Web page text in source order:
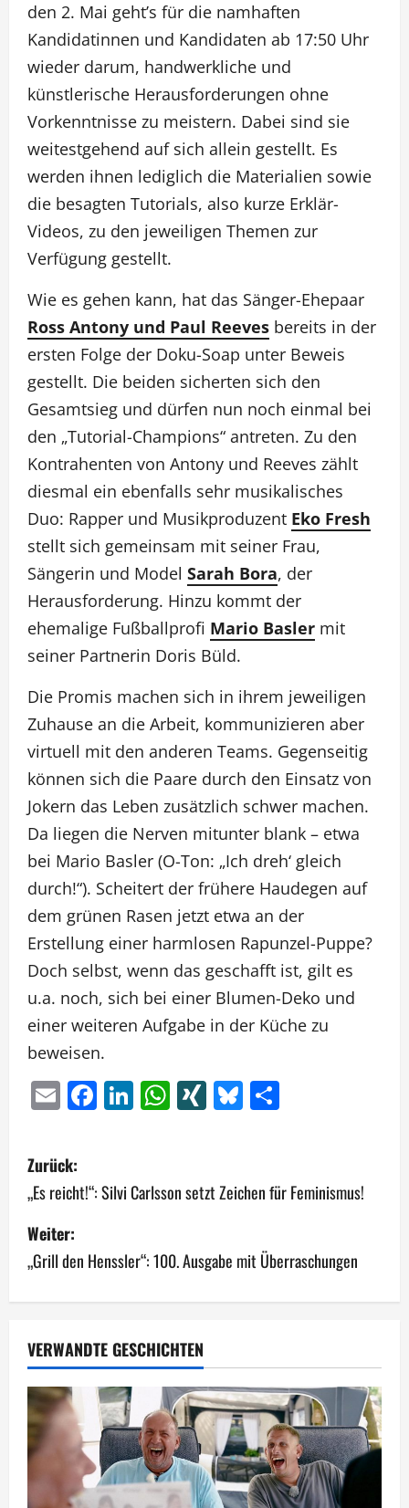
den 2. Mai geht’s für die namhaften
Kandidatinnen und Kandidaten ab 17:50 Uhr
wieder darum, handwerkliche und
künstlerische Herausforderungen ohne
Vorkenntnisse zu meistern. Dabei sind sie
weitestgehend auf sich allein gestellt. Es
werden ihnen lediglich die Materialien sowie
die besagten Tutorials, also kurze Erklär-
Videos, zu den jeweiligen Themen zur
Verfügung gestellt.
Wie es gehen kann, hat das Sänger-Ehepaar
Ross Antony und Paul Reeves bereits in der
ersten Folge der Doku-Soap unter Beweis
gestellt. Die beiden sicherten sich den
Gesamtsieg und dürfen nun noch einmal bei
den „Tutorial-Champions“ antreten. Zu den
Kontrahenten von Antony und Reeves zählt
diesmal ein ebenfalls sehr musikalisches
Duo: Rapper und Musikproduzent Eko Fresh
stellt sich gemeinsam mit seiner Frau,
Sängerin und Model Sarah Bora, der
Herausforderung. Hinzu kommt der
ehemalige Fußballprofi Mario Basler mit
seiner Partnerin Doris Büld.
Die Promis machen sich in ihrem jeweiligen
Zuhause an die Arbeit, kommunizieren aber
virtuell mit den anderen Teams. Gegenseitig
können sich die Paare durch den Einsatz von
Jokern das Leben zusätzlich schwer machen.
Da liegen die Nerven mitunter blank – etwa
bei Mario Basler (O-Ton: „Ich dreh‘ gleich
durch!“). Scheitert der frühere Haudegen auf
dem grünen Rasen jetzt etwa an der
Erstellung einer harmlosen Rapunzel-Puppe?
Doch selbst, wenn das geschafft ist, gilt es
u.a. noch, sich bei einer Blumen-Deko und
einer weiteren Aufgabe in der Küche zu
beweisen.
EmailFacebook
LinkedIn
WhatsApp
XINGBluesky
B
e
i
t
r
a
g
s
n
Zurück:
„Es reicht!“: Silvi Carlsson setzt Zeichen für Feminismus!
Weiter:
„Grill den Henssler“: 100. Ausgabe mit Überraschungen
VERWANDTE GESCHICHTEN